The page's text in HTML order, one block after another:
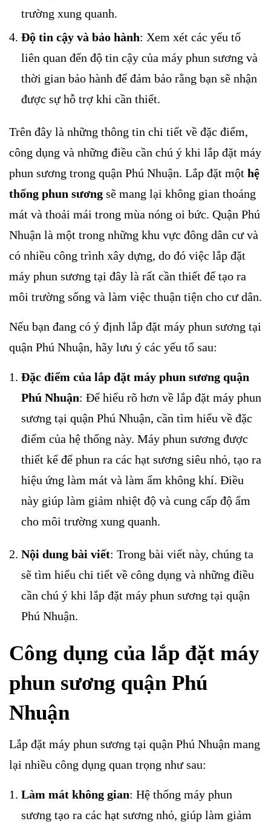
trường xung quanh.
Độ tin cậy và bảo hành: Xem xét các yếu tố
liên quan đến độ tin cậy của máy phun sương và
thời gian bảo hành để đảm bảo rằng bạn sẽ nhận
được sự hỗ trợ khi cần thiết.
Trên đây là những thông tin chi tiết về đặc điểm,
công dụng và những điều cần chú ý khi lắp đặt máy
phun sương trong quận Phú Nhuận. Lắp đặt một hệ
thống phun sương sẽ mang lại không gian thoáng
mát và thoải mái trong mùa nóng oi bức. Quận Phú
Nhuận là một trong những khu vực đông dân cư và
có nhiều công trình xây dựng, do đó việc lắp đặt
máy phun sương tại đây là rất cần thiết để tạo ra
môi trường sống và làm việc thuận tiện cho cư dân.
Nếu bạn đang có ý định lắp đặt máy phun sương tại
quận Phú Nhuận, hãy lưu ý các yếu tố sau:
Đặc điểm của lắp đặt máy phun sương quận
Phú Nhuận: Để hiểu rõ hơn về lắp đặt máy phun
sương tại quận Phú Nhuận, cần tìm hiểu về đặc
điểm của hệ thống này. Máy phun sương được
thiết kế để phun ra các hạt sương siêu nhỏ, tạo ra
hiệu ứng làm mát và làm ẩm không khí. Điều
này giúp làm giảm nhiệt độ và cung cấp độ ẩm
cho môi trường xung quanh.
Nội dung bài viết: Trong bài viết này, chúng ta
sẽ tìm hiểu chi tiết về công dụng và những điều
cần chú ý khi lắp đặt máy phun sương tại quận
Phú Nhuận.
Công dụng của lắp đặt máy
phun sương quận Phú
Nhuận
Lắp đặt máy phun sương tại quận Phú Nhuận mang
lại nhiều công dụng quan trọng như sau:
Làm mát không gian: Hệ thống máy phun
sương tạo ra các hạt sương nhỏ, giúp làm giảm